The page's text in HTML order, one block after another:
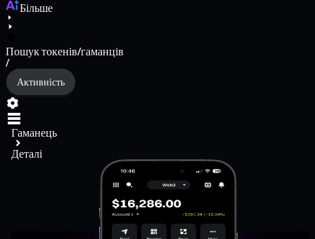
Більше
Пошук токенів/гаманців
/
Активність
Гаманець
Деталі